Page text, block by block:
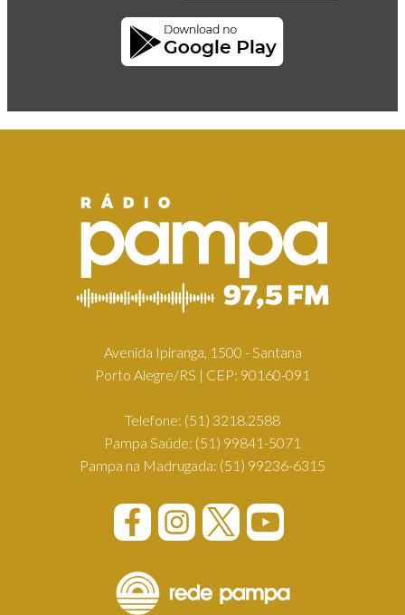
Avenida Ipiranga, 1500 - Santana
Porto Alegre/RS | CEP: 90160-091
Telefone: (51) 3218.2588
Pampa Saúde: (51) 99841-5071
Pampa na Madrugada: (51) 99236-6315